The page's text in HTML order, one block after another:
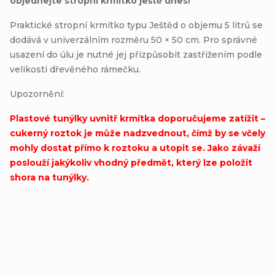
Praktické stropní krmítko typu Ještěd o objemu 5 litrů se
dodává v univerzálním rozměru 50 × 50 cm. Pro správné
usazení do úlu je nutné jej přizpůsobit zastřižením podle
velikosti dřevěného rámečku.
Upozornění:
Plastové tunýlky uvnitř krmítka doporučujeme zatížit –
cukerný roztok je může nadzvednout, čímž by se včely
mohly dostat přímo k roztoku a utopit se. Jako závaží
poslouží jakýkoliv vhodný předmět, který lze položit
shora na tunýlky.